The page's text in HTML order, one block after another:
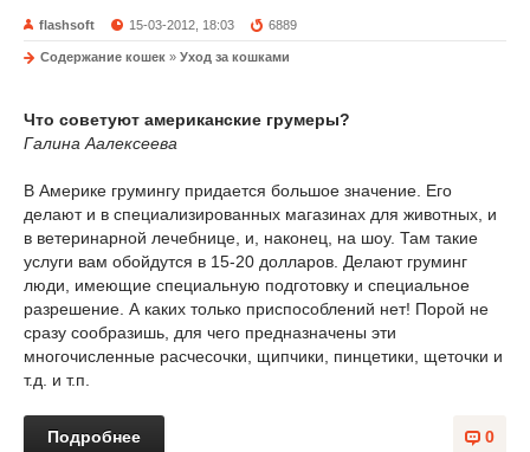
flashsoft 15-03-2012, 18:03 6889
Содержание кошек » Уход за кошками
Что советуют американские грумеры?
Галина Аалексеева
В Америке грумингу придается большое значение. Его
делают и в специализированных магазинах для животных, и
в ветеринарной лечебнице, и, наконец, на шоу. Там такие
услуги вам обойдутся в 15-20 долларов. Делают груминг
люди, имеющие специальную подготовку и специальное
разрешение. А каких только приспособлений нет! Порой не
сразу сообразишь, для чего предназначены эти
многочисленные расчесочки, щипчики, пинцетики, щеточки и
т.д. и т.п.
0
Подробнее